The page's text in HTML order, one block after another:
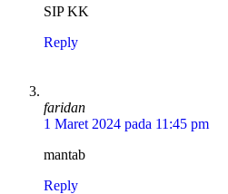
SIP KK
Reply
faridan
1 Maret 2024 pada 11:45 pm
mantab
Reply